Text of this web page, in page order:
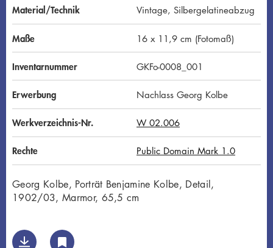
Material/Technik Vintage, Silbergelatineabzug
Maße 16 x 11,9 cm (Fotomaß)
Inventarnummer GKFo-0008_001
Erwerbung Nachlass Georg Kolbe
Werkverzeichnis-Nr. W 02.006
Rechte Public Domain Mark 1.0
Georg Kolbe, Porträt Benjamine Kolbe, Detail,
1902/03, Marmor, 65,5 cm